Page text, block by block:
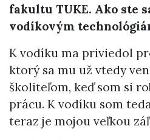
fakultu TUKE. Ako ste
vodíkovým
K vodíku ma priviedol
ktorý sa mu už vtedy
školiteľom, keď som si
prácu. K vodíku som
teraz je mojou veľkou